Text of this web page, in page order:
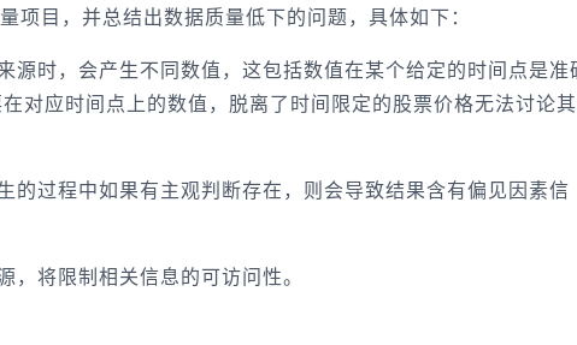
目，并总结出数据质量低下的问题，具体如下：
时，会产生不同数值，这包括数值在某个给定的时间点是准
对应时间点上的数值，脱离了时间限定的股票价格无法讨论
过程中如果有主观判断存在，则会导致结果含有偏见因素信
将限制相关信息的可访问性。